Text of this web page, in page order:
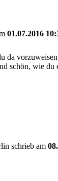
01.07.2016
da vorzuweisen
schön, wie du
schrieb am